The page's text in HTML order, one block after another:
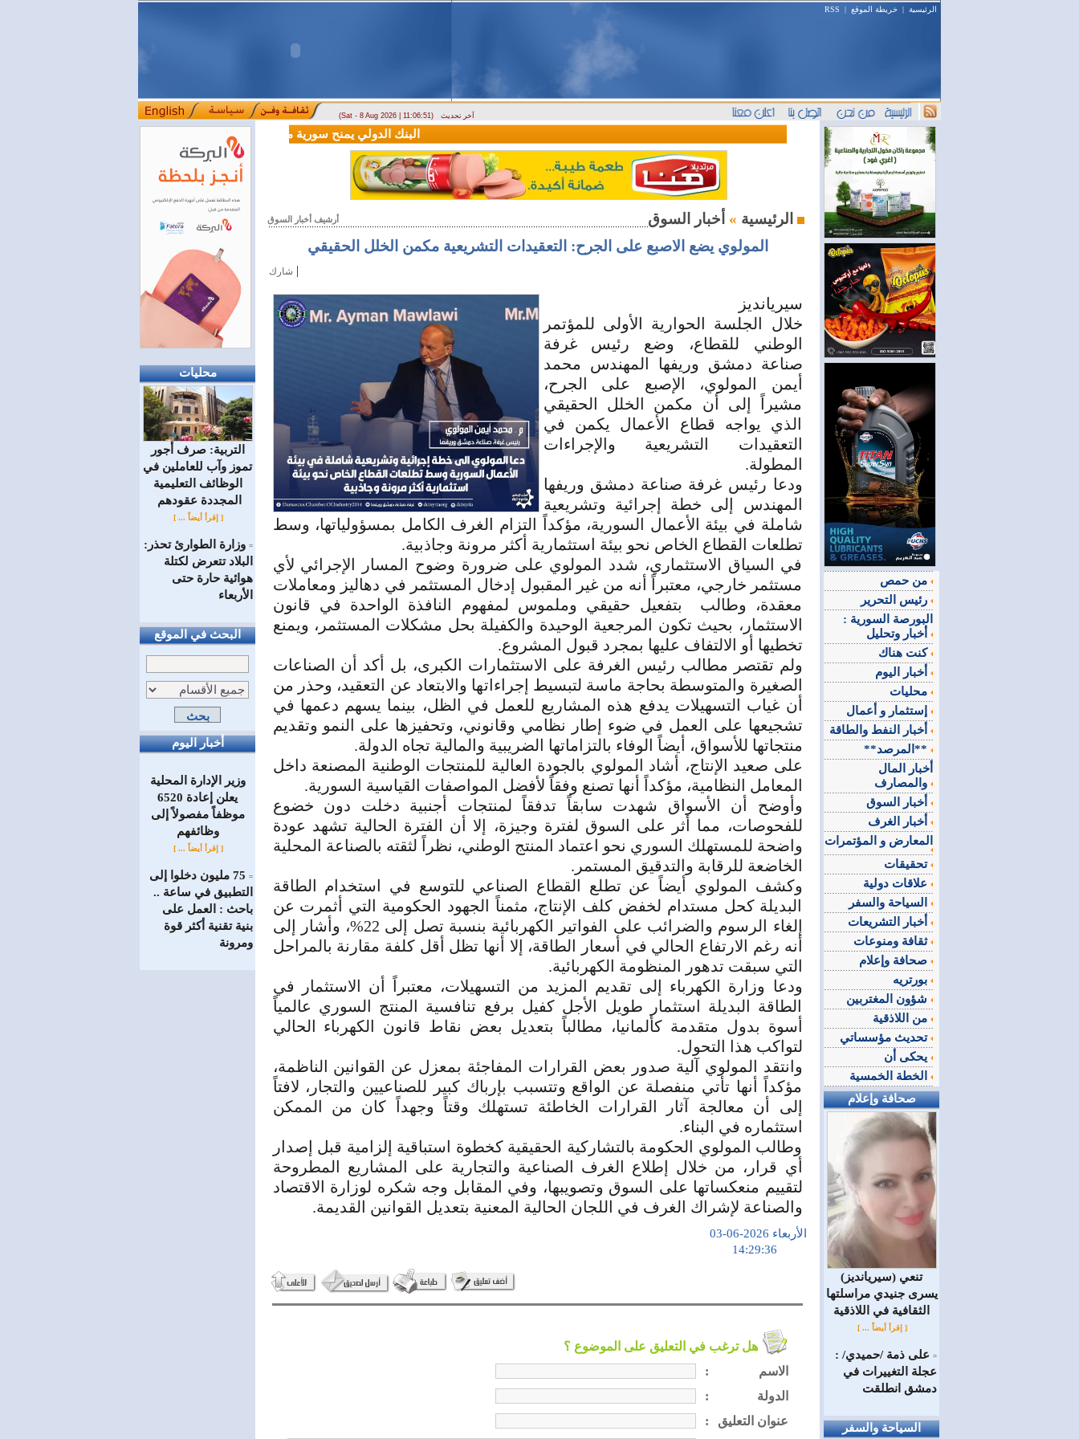
الرئيسية | خريطة الموقع |
RSS
(Sat - 8 Aug 2026 | 11:06:51) آخر تحديث
محليات
التربية: صرف أجور
تموز وآب للعاملين في
الوظائف ‏التعليمية
المجددة عقودهم ‏
[ إقرأ أيضاً ... ]
= وزارة الطوارئ تحذر:
البلاد تتعرض لكتلة
هوائية حارة حتى
الأربعاء
البحث في الموقع
أخبار اليوم
وزير الإدارة المحلية
يعلن إعادة 6520
موظفاً مفصولاً إلى
‏وظائفهم
[ إقرأ أيضاً ... ]
=
75 مليون دخلوا إلى
التطبيق في ساعة ..
باحث : العمل على
بنية تقنية أكثر قوة
ومرونة
البنك الدولي يمنح سورية منحة مالية بقيمة 100 مليون دولار لدعم إصلاحات القطاع المالي
أرشيف أخبار السوق الرئيسية »
المولوي يضع الاصبع على الجرح: التعقيدات التشريعية مكمن الخلل الحقيقي
شارك |
سيريانديز
خلال الجلسة الحوارية الأولى للمؤتمر
الوطني للقطاع، وضع رئيس غرفة
صناعة دمشق وريفها المهندس محمد
أيمن المولوي، الإصبع على الجرح،
مشيراً إلى أن مكمن الخلل الحقيقي
الذي يواجه قطاع الأعمال يكمن في
التعقيدات التشريعية والإجراءات
المطولة.
ودعا رئيس غرفة صناعة دمشق وريفها
المهندس إلى خطة إجرائية وتشريعية
شاملة في بيئة الأعمال السورية، مؤكداً التزام الغرف الكامل بمسؤولياتها، وسط
تطلعات القطاع الخاص نحو بيئة استثمارية أكثر مرونة وجاذبية.
في السياق الاستثماري، شدد المولوي على ضرورة وضوح المسار الإجرائي لأي
مستثمر خارجي، معتبراً أنه من غير المقبول إدخال المستثمر في دهاليز ومعاملات
معقدة، وطالب بتفعيل حقيقي وملموس لمفهوم النافذة الواحدة في قانون
الاستثمار، بحيث تكون المرجعية الوحيدة والكفيلة بحل مشكلات المستثمر، ويمنع
تخطيها أو الالتفاف عليها بمجرد قبول المشروع.
ولم تقتصر مطالب رئيس الغرفة على الاستثمارات الكبرى، بل أكد أن الصناعات
الصغيرة والمتوسطة بحاجة ماسة لتبسيط إجراءاتها والابتعاد عن التعقيد، وحذر من
أن غياب التسهيلات يدفع هذه المشاريع للعمل في الظل، بينما يسهم دعمها في
تشجيعها على العمل في ضوء إطار نظامي وقانوني، وتحفيزها على النمو وتقديم
منتجاتها للأسواق، أيضاً الوفاء بالتزاماتها الضريبية والمالية تجاه الدولة.
على صعيد الإنتاج، أشاد المولوي بالجودة العالية للمنتجات الوطنية المصنعة داخل
المعامل النظامية، مؤكداً أنها تصنع وفقاً لأفضل المواصفات القياسية السورية.
وأوضح أن الأسواق شهدت سابقاً تدفقاً لمنتجات أجنبية دخلت دون خضوع
للفحوصات، مما أثر على السوق لفترة وجيزة، إلا أن الفترة الحالية تشهد عودة
واضحة للمستهلك السوري نحو اعتماد المنتج الوطني، نظراً لثقته بالصناعة المحلية
الخاضعة للرقابة والتدقيق المستمر.
وكشف المولوي أيضاً عن تطلع القطاع الصناعي للتوسع في استخدام الطاقة
البديلة كحل مستدام لخفض كلف الإنتاج، مثمناً الجهود الحكومية التي أثمرت عن
إلغاء الرسوم والضرائب على الفواتير الكهربائية بنسبة تصل إلى 22%، وأشار إلى
أنه رغم الارتفاع الحالي في أسعار الطاقة، إلا أنها تظل أقل كلفة مقارنة بالمراحل
التي سبقت تدهور المنظومة الكهربائية.
ودعا وزارة الكهرباء إلى تقديم المزيد من التسهيلات، معتبراً أن الاستثمار في
الطاقة البديلة استثمار طويل الأجل كفيل برفع تنافسية المنتج السوري عالمياً
أسوة بدول متقدمة كألمانيا، مطالباً بتعديل بعض نقاط قانون الكهرباء الحالي
لتواكب هذا التحول.
وانتقد المولوي آلية صدور بعض القرارات المفاجئة بمعزل عن القوانين الناظمة،
مؤكداً أنها تأتي منفصلة عن الواقع وتتسبب بإرباك كبير للصناعيين والتجار، لافتاً
إلى أن معالجة آثار القرارات الخاطئة تستهلك وقتاً وجهداً كان من الممكن
استثماره في البناء.
وطالب المولوي الحكومة بالتشاركية الحقيقية كخطوة استباقية إلزامية قبل إصدار
أي قرار، من خلال إطلاع الغرف الصناعية والتجارية على المشاريع المطروحة
لتقييم منعكساتها على السوق وتصويبها، وفي المقابل وجه شكره لوزارة الاقتصاد
والصناعة لإشراك الغرف في اللجان الحالية المعنية بتعديل القوانين القديمة.
الأربعاء 2026-06-03
هل ترغب في التعليق على الموضوع ؟
:
الاسم
:
الدولة
:
عنوان التعليق
البورصة السورية :
كنت هناك
**المرصد**
أخبار المال
المعارض و المؤتمرات
تحقيقات
ثقافة ومنوعات
تحديث مؤسساتي
صحافة وإعلام
(سيريانديز) تنعي
يسرى جنيدي مراسلتها
الثقافية في اللاذقية
[ إقرأ أيضاً ... ]
= على ذمة /حميدي/ :
عجلة التغييرات في
دمشق انطلقت
السياحة والسفر